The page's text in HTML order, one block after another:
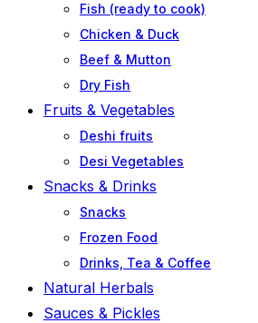
Fish (ready to cook)
Chicken & Duck
Beef & Mutton
Dry Fish
Fruits & Vegetables
Deshi fruits
Desi Vegetables
Snacks & Drinks
Snacks
Frozen Food
Drinks, Tea & Coffee
Natural Herbals
Sauces & Pickles